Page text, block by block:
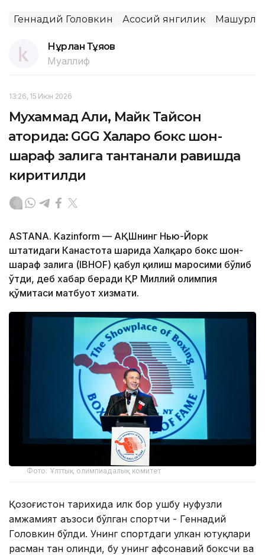
Геннадий Головкин Асосий янгилик
Нұрлан Тұяқов
Муаллиф
13:26, 15 Июн 2026
Мухаммад Али, Майк Тайсон
қаторида: GGG Халқаро бокс шон-
шараф залига тантанали равишда
киритилди
ASTANA. Kazinform — АҚШнинг Нью-Йорк
штатидаги Канастота шаҳрида Халқаро бокс шон-
шараф залига (IBHOF) қабул қилиш маросими бўлиб
ўтди, деб хабар беради ҚР Миллий олимпия
қўмитаси матбуот хизмати.
Фото: Ұлттық олимпиадалық комитет
Қозоғистон тарихида илк бор ушбу нуфузли
ҳамжамият аъзоси бўлган спортчи - Геннадий
Головкин бўлди. Унинг спортдаги улкан ютуқлари
расман тан олинди, бу унинг афсонавий боксчи ва